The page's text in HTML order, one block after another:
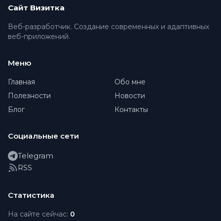
Сайт Визитка
Веб-разработчик. Создание современных и адаптивных
веб-приложений.
Меню
Главная
Обо мне
Полезности
Новости
Блог
Контакты
Социальные сети
Telegram
RSS
Статистика
На сайте сейчас: 0